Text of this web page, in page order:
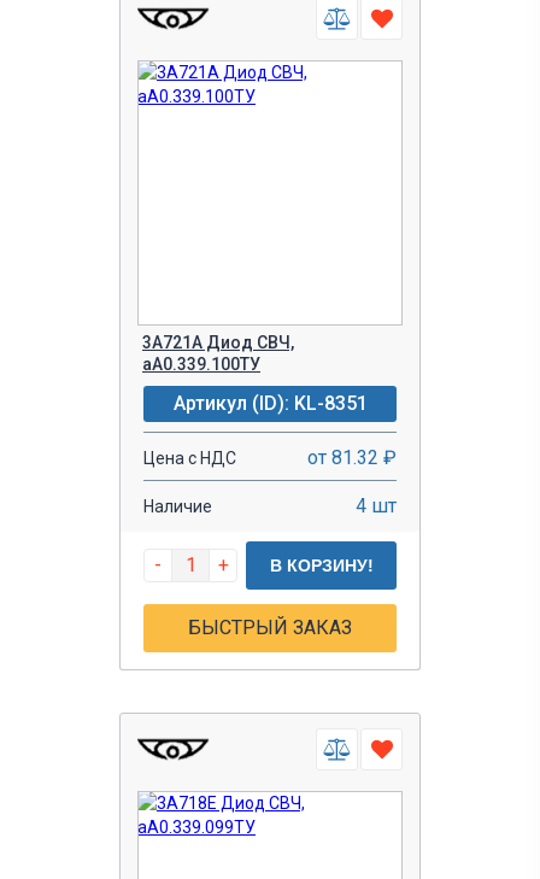
3А721А Диод СВЧ,
аА0.339.100ТУ
Артикул (ID): KL-8351
Цена с НДС от 81.32 ₽
Наличие 4 шт
- + В КОРЗИНУ!
БЫСТРЫЙ ЗАКАЗ